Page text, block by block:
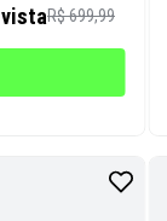
R$ 699,99